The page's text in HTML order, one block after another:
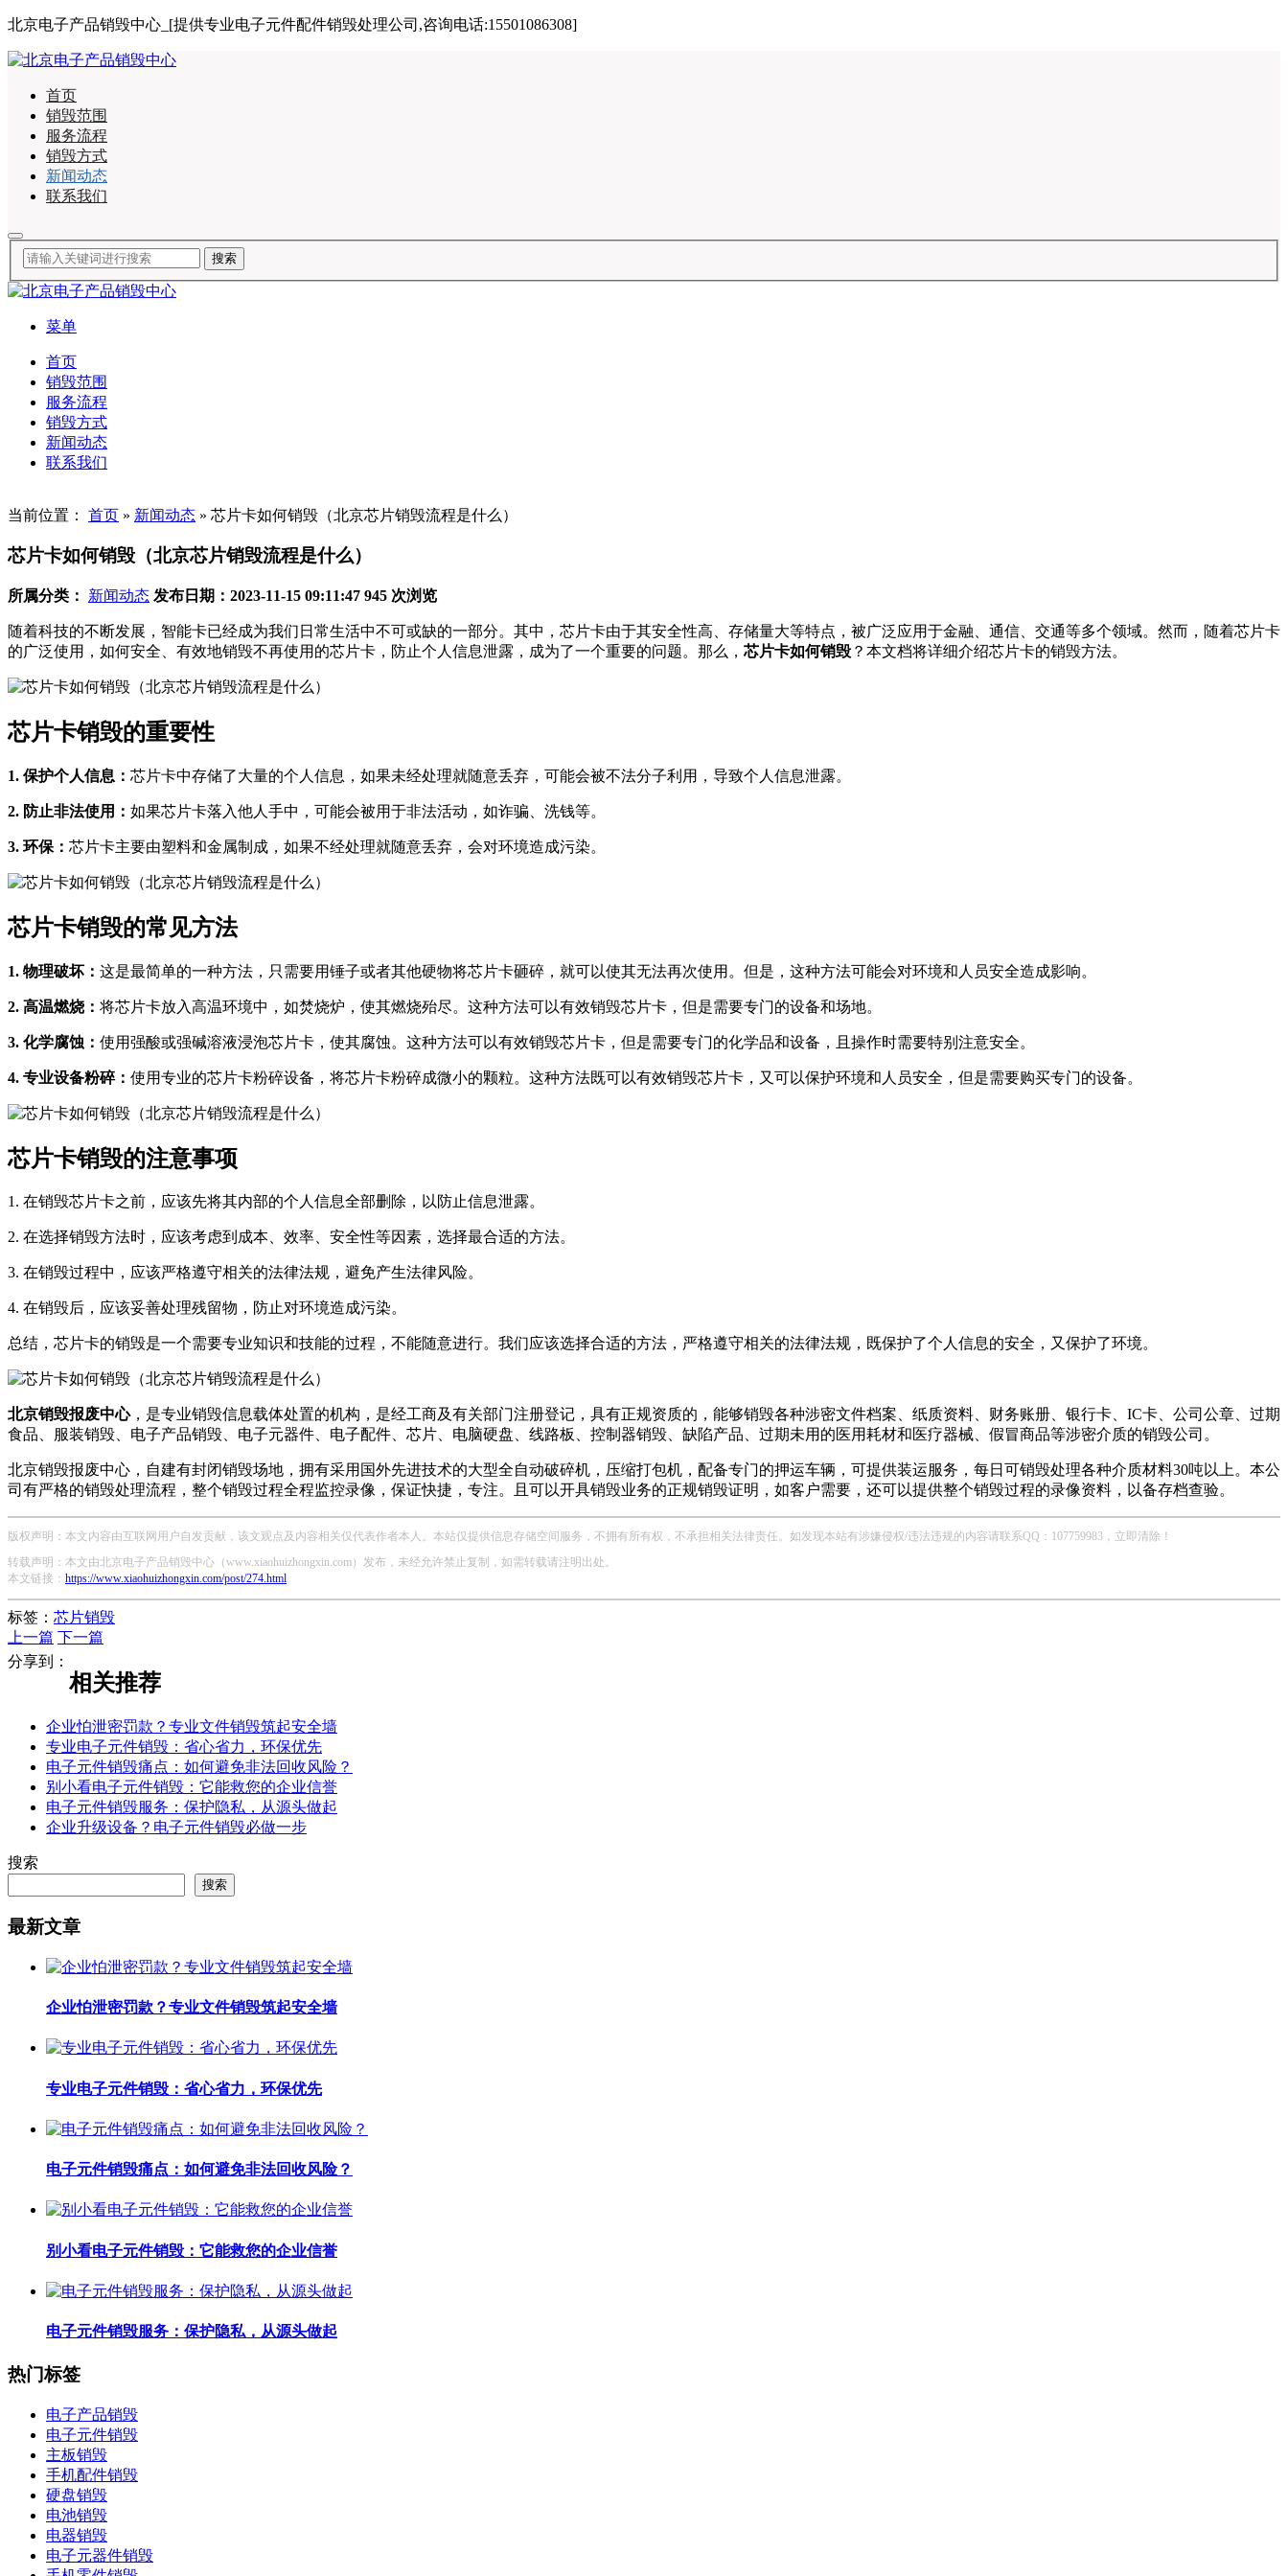
北京电子产品销毁中心_[提供专业电子元件配件销毁处理公司,咨询电话:15501086308]
首页
销毁范围
服务流程
销毁方式
新闻动态
联系我们
菜单
首页
销毁范围
服务流程
销毁方式
新闻动态
联系我们
当前位置： 首页 » 新闻动态 » 芯片卡如何销毁（北京芯片销毁流程是什么）
芯片卡如何销毁（北京芯片销毁流程是什么）
所属分类： 新闻动态 发布日期：2023-11-15 09:11:47 945 次浏览
随着科技的不断发展，智能卡已经成为我们日常生活中不可或缺的一部分。其中，芯片卡由于其安全性高、存储量大等特点，被广泛应用于金融、通信、交通等多个领域。然而，随着芯片卡
的广泛使用，如何安全、有效地销毁不再使用的芯片卡，防止个人信息泄露，成为了一个重要的问题。那么， 芯片卡如何销毁 ？本文档将详细介绍芯片卡的销毁方法。
芯片卡销毁的重要性
1. 保护个人信息： 芯片卡中存储了大量的个人信息，如果未经处理就随意丢弃，可能会被不法分子利用，导致个人信息泄露。
2. 防止非法使用： 如果芯片卡落入他人手中，可能会被用于非法活动，如诈骗、洗钱等。
3. 环保： 芯片卡主要由塑料和金属制成，如果不经处理就随意丢弃，会对环境造成污染。
芯片卡销毁的常见方法
1. 物理破坏： 这是最简单的一种方法，只需要用锤子或者其他硬物将芯片卡砸碎，就可以使其无法再次使用。但是，这种方法可能会对环境和人员安全造成影响。
2. 高温燃烧： 将芯片卡放入高温环境中，如焚烧炉，使其燃烧殆尽。这种方法可以有效销毁芯片卡，但是需要专门的设备和场地。
3. 化学腐蚀： 使用强酸或强碱溶液浸泡芯片卡，使其腐蚀。这种方法可以有效销毁芯片卡，但是需要专门的化学品和设备，且操作时需要特别注意安全。
4. 专业设备粉碎： 使用专业的芯片卡粉碎设备，将芯片卡粉碎成微小的颗粒。这种方法既可以有效销毁芯片卡，又可以保护环境和人员安全，但是需要购买专门的设备。
芯片卡销毁的注意事项
1. 在销毁芯片卡之前，应该先将其内部的个人信息全部删除，以防止信息泄露。
2. 在选择销毁方法时，应该考虑到成本、效率、安全性等因素，选择最合适的方法。
3. 在销毁过程中，应该严格遵守相关的法律法规，避免产生法律风险。
4. 在销毁后，应该妥善处理残留物，防止对环境造成污染。
总结，芯片卡的销毁是一个需要专业知识和技能的过程，不能随意进行。我们应该选择合适的方法，严格遵守相关的法律法规，既保护了个人信息的安全，又保护了环境。
北京销毁报废中心，是专业销毁信息载体处置的机构，是经工商及有关部门注册登记，具有正规资质的，能够销毁各种涉密文件档案、纸质资料、财务账册、银行卡、IC卡、公司公章、过期
食品、服装销毁、电子产品销毁、电子元器件、电子配件、芯片、电脑硬盘、线路板、控制器销毁、缺陷产品、过期未用的医用耗材和医疗器械、假冒商品等涉密介质的销毁公司。
北京销毁报废中心，自建有封闭销毁场地，拥有采用国外先进技术的大型全自动破碎机，压缩打包机，配备专门的押运车辆，可提供装运服务，每日可销毁处理各种介质材料30吨以上。本公
司有严格的销毁处理流程，整个销毁过程全程监控录像，保证快捷，专注。且可以开具销毁业务的正规销毁证明，如客户需要，还可以提供整个销毁过程的录像资料，以备存档查验。
版权声明：本文内容由互联网用户自发贡献，该文观点及内容相关仅代表作者本人。本站仅提供信息存储空间服务，不拥有所有权，不承担相关法律责任。如发现本站有涉嫌侵权/违法违规的内容请联系QQ：107759983，立即清除！
转载声明：本文由北京电子产品销毁中心（www.xiaohuizhongxin.com）发布，未经允许禁止复制，如需转载请注明出处。
本文链接： https://www.xiaohuizhongxin.com/post/274.html
标签： 芯片销毁
上一篇
下一篇
分享到：
相关推荐
企业怕泄密罚款？专业文件销毁筑起安全墙
专业电子元件销毁：省心省力，环保优先
电子元件销毁痛点：如何避免非法回收风险？
别小看电子元件销毁：它能救您的企业信誉
电子元件销毁服务：保护隐私，从源头做起
企业升级设备？电子元件销毁必做一步
搜索
搜索
最新文章
企业怕泄密罚款？专业文件销毁筑起安全墙
专业电子元件销毁：省心省力，环保优先
电子元件销毁痛点：如何避免非法回收风险？
别小看电子元件销毁：它能救您的企业信誉
电子元件销毁服务：保护隐私，从源头做起
热门标签
电子产品销毁
电子元件销毁
主板销毁
手机配件销毁
硬盘销毁
电池销毁
电器销毁
电子元器件销毁